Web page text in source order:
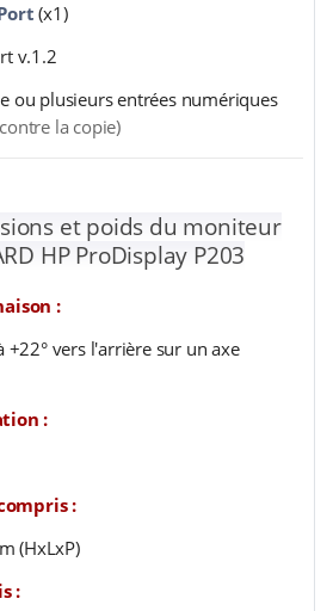
(x1)
v.1.2
ou plusieurs entrées numériques
la copie)
et poids du moniteur
HP ProDisplay P203
:
+22° vers l'arrière sur un axe
:
:
(HxLxP)
: